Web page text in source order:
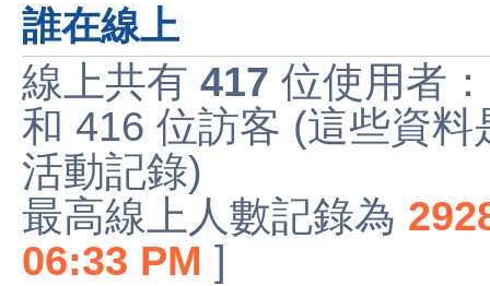
誰在線上
線上共有 417 位使用者
和 416 位訪客 (這些資
活動記錄)
最高線上人數記錄為
06:33 PM ]